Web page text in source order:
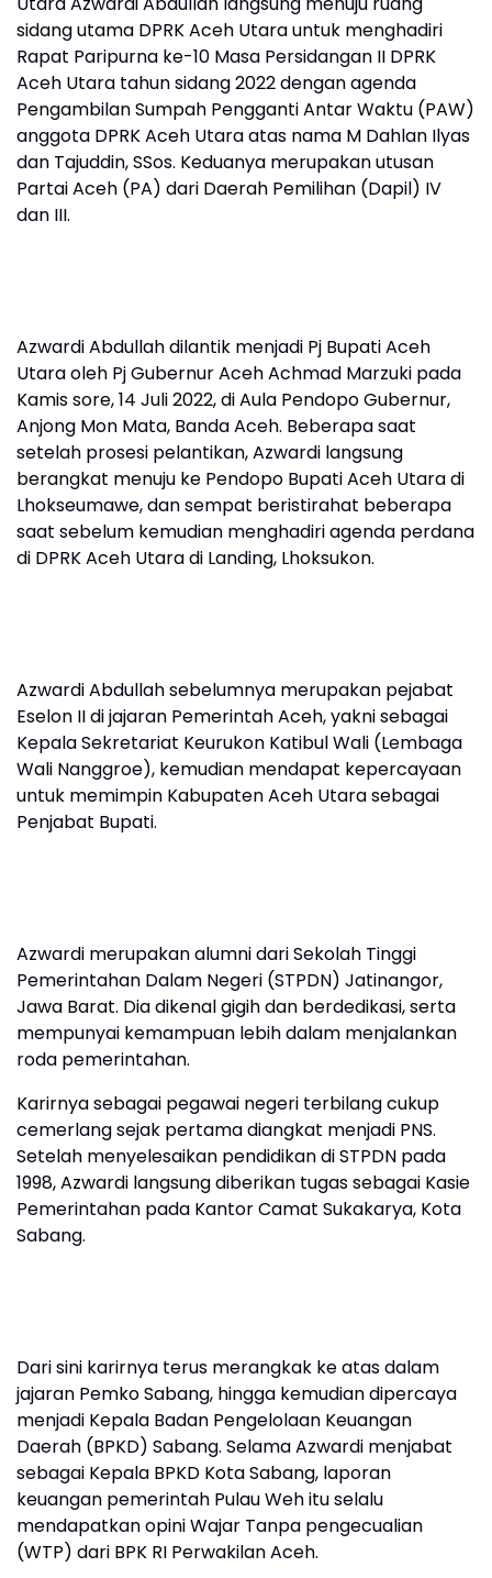
sidang utama DPRK Aceh Utara untuk menghadiri
Rapat Paripurna ke-10 Masa Persidangan II DPRK
Aceh Utara tahun sidang 2022 dengan agenda
Pengambilan Sumpah Pengganti Antar Waktu (PAW)
anggota DPRK Aceh Utara atas nama M Dahlan Ilyas
dan Tajuddin, SSos. Keduanya merupakan utusan
Partai Aceh (PA) dari Daerah Pemilihan (Dapil) IV
dan III.
Azwardi Abdullah dilantik menjadi Pj Bupati Aceh
Utara oleh Pj Gubernur Aceh Achmad Marzuki pada
Kamis sore, 14 Juli 2022, di Aula Pendopo Gubernur,
Anjong Mon Mata, Banda Aceh. Beberapa saat
setelah prosesi pelantikan, Azwardi langsung
berangkat menuju ke Pendopo Bupati Aceh Utara di
Lhokseumawe, dan sempat beristirahat beberapa
saat sebelum kemudian menghadiri agenda perdana
di DPRK Aceh Utara di Landing, Lhoksukon.
Azwardi Abdullah sebelumnya merupakan pejabat
Eselon II di jajaran Pemerintah Aceh, yakni sebagai
Kepala Sekretariat Keurukon Katibul Wali (Lembaga
Wali Nanggroe), kemudian mendapat kepercayaan
untuk memimpin Kabupaten Aceh Utara sebagai
Penjabat Bupati.
Azwardi merupakan alumni dari Sekolah Tinggi
Pemerintahan Dalam Negeri (STPDN) Jatinangor,
Jawa Barat. Dia dikenal gigih dan berdedikasi, serta
mempunyai kemampuan lebih dalam menjalankan
roda pemerintahan.
Karirnya sebagai pegawai negeri terbilang cukup
cemerlang sejak pertama diangkat menjadi PNS.
Setelah menyelesaikan pendidikan di STPDN pada
1998, Azwardi langsung diberikan tugas sebagai Kasie
Pemerintahan pada Kantor Camat Sukakarya, Kota
Sabang.
Dari sini karirnya terus merangkak ke atas dalam
jajaran Pemko Sabang, hingga kemudian dipercaya
menjadi Kepala Badan Pengelolaan Keuangan
Daerah (BPKD) Sabang. Selama Azwardi menjabat
sebagai Kepala BPKD Kota Sabang, laporan
keuangan pemerintah Pulau Weh itu selalu
mendapatkan opini Wajar Tanpa pengecualian
(WTP) dari BPK RI Perwakilan Aceh.